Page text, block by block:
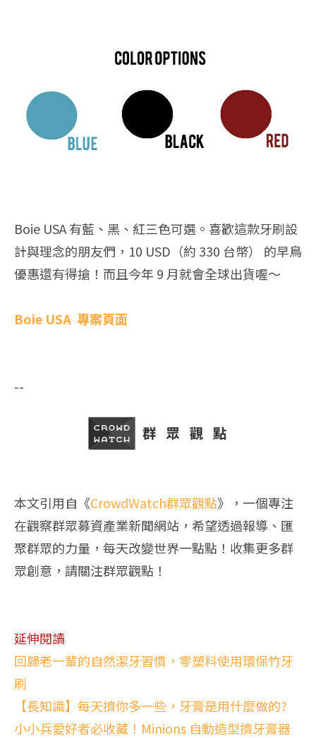
Boie USA 有藍、黑、紅三色可選。喜歡這款牙刷設
計與理念的朋友們，10 USD（約 330 台幣） 的早鳥
優惠還有得搶！而且今年 9 月就會全球出貨喔～
Boie USA 專案頁面
--
本文引用自《CrowdWatch群眾觀點》，一個專注
在觀察群眾募資產業新聞網站，希望透過報導、匯
聚群眾的力量，每天改變世界一點點！收集更多群
眾創意，請關注群眾觀點！
延伸閱讀
回歸老一輩的自然潔牙習慣，零塑料使用環保竹牙
刷
【長知識】每天擠你多一些，牙膏是用什麼做的?
小小兵愛好者必收藏！Minions 自動造型擠牙膏器